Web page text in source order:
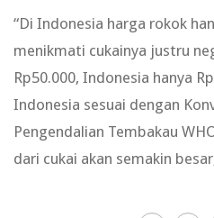
“Di Indonesia harga rokok
menikmati cukainya justru
Rp50.000, Indonesia hanya
Indonesia sesuai dengan
Pengendalian Tembakau
dari cukai akan semakin